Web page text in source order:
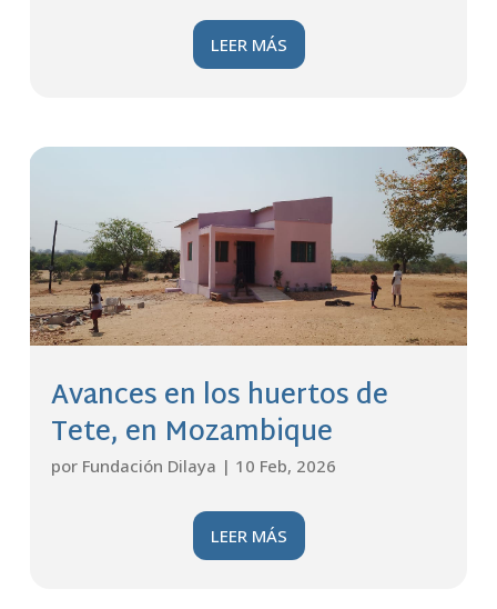
LEER MÁS
Avances en los huertos de
Tete, en Mozambique
por Fundación Dilaya | 10 Feb, 2026
LEER MÁS